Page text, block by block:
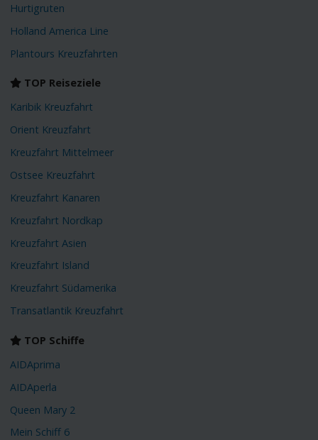
Hurtigruten
Holland America Line
Plantours Kreuzfahrten
TOP Reiseziele
Karibik Kreuzfahrt
Orient Kreuzfahrt
Kreuzfahrt Mittelmeer
Ostsee Kreuzfahrt
Kreuzfahrt Kanaren
Kreuzfahrt Nordkap
Kreuzfahrt Asien
Kreuzfahrt Island
Kreuzfahrt Südamerika
Transatlantik Kreuzfahrt
TOP Schiffe
AIDAprima
AIDAperla
Queen Mary 2
Mein Schiff 6